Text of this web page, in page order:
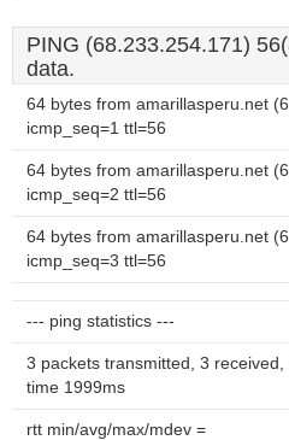
PING (68.233.254.171)
data.
64 bytes from amarillasperu.net
icmp_seq=1 ttl=56
64 bytes from amarillasperu.net
icmp_seq=2 ttl=56
64 bytes from amarillasperu.net
icmp_seq=3 ttl=56
--- ping statistics ---
3 packets transmitted, 3 received,
time 1999ms
rtt min/avg/max/mdev =